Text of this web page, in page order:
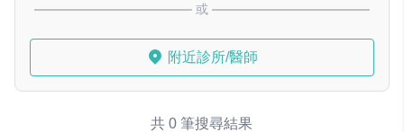
或
附近診所/醫師
共 0 筆搜尋結果